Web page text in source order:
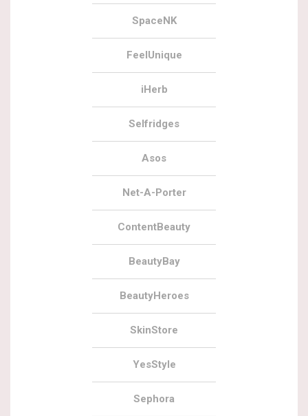
SpaceNK
FeelUnique
iHerb
Selfridges
Asos
Net-A-Porter
ContentBeauty
BeautyBay
BeautyHeroes
SkinStore
YesStyle
Sephora